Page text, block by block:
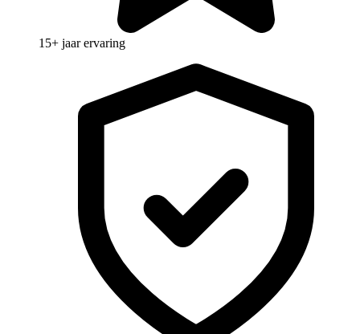
15+ jaar ervaring